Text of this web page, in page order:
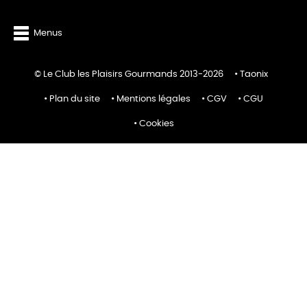
Menus
© Le Club les Plaisirs Gourmands 2013-2026 Taonix
Plan du site Mentions légales CGV CGU
Cookies